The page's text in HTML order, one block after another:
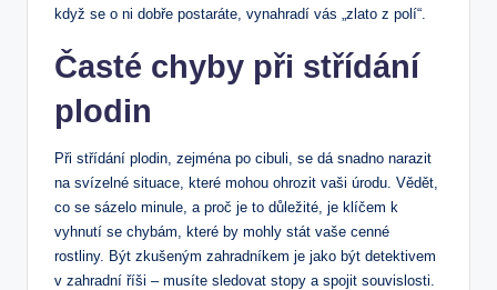
když se o ni dobře postaráte, vynahradí vás „zlato z polí“.
Časté chyby při střídání
plodin
Při střídání plodin, zejména po cibuli, se dá snadno narazit
na svízelné situace, které mohou ohrozit vaši úrodu. Vědět,
co se sázelo minule, a proč je to důležité, je klíčem k
vyhnutí se chybám, které by mohly stát vaše cenné
rostliny. Být zkušeným zahradníkem je jako být detektivem
v zahradní říši – musíte sledovat stopy a spojit souvislosti.